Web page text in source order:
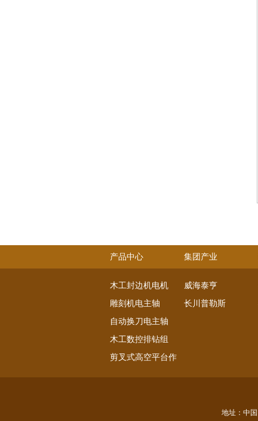
产品中心
木工封边机电机
雕刻机电主轴
自动换刀电主轴
木工数控排钻组
剪叉式高空平台作业电机
集团产业
威海泰亨
长川普勒斯
地址：中